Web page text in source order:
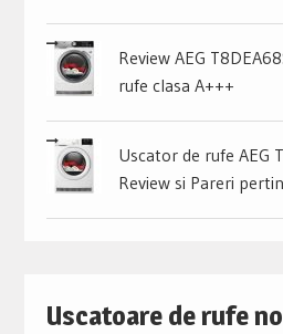
Review AEG
rufe clasa A+++
Uscator de rufe AEG
Review si Pareri
Uscatoare de rufe